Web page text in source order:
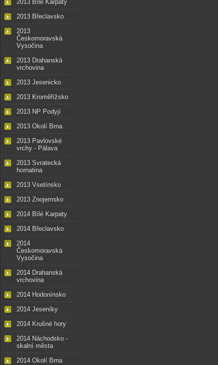
2013 Bílé Karpaty
2013 Břeclavsko
2013
Českomoravská
Vysočina
2013 Drahanská
vrchovina
2013 Jesenicko
2013 Kroměřížsko
2013 NP Podyjí
2013 Okolí Brna
2013 Pavlovské
vrchy - Pálava
2013 Svratecká
hornatina
2013 Vsetínsko
2013 Znojemsko
2014 Bílé Karpaty
2014 Břeclavsko
2014
Českomoravská
Vysočina
2014 Drahanská
vrchovina
2014 Hodonínsko
2014 Jeseníky
2014 Krušné hory
2014 Náchodsko -
skalní města
2014 Okolí Brna